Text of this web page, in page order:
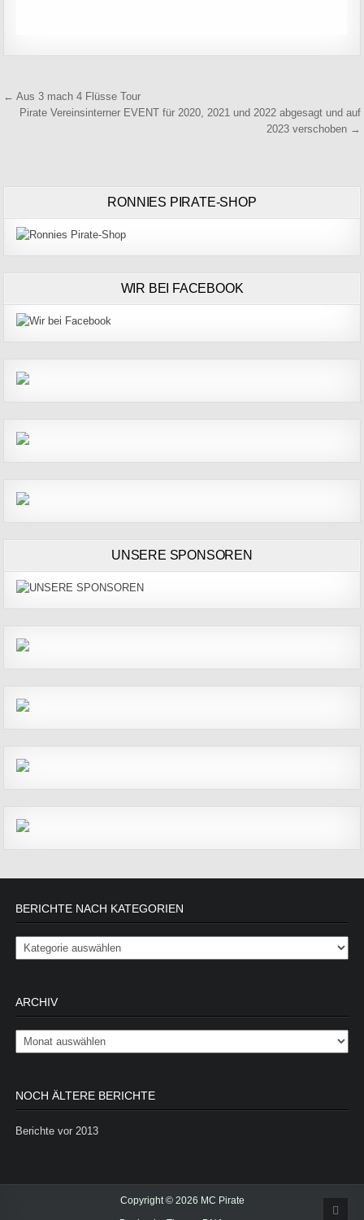
Beitragsnavigation
← Aus 3 mach 4 Flüsse Tour
Pirate Vereinsinterner EVENT für 2020, 2021 und 2022 abgesagt und auf
2023 verschoben →
RONNIES PIRATE-SHOP
WIR BEI FACEBOOK
UNSERE SPONSOREN
BERICHTE NACH KATEGORIEN
Berichte nach Kategorien
ARCHIV
Archiv
NOCH ÄLTERE BERICHTE
Berichte vor 2013
Copyright © 2026 MC Pirate